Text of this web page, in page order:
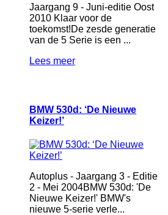
Jaargang 9 - Juni-editie Oost
2010 Klaar voor de
toekomst!De zesde generatie
van de 5 Serie is een ...
Lees meer
BMW 530d: ‘De Nieuwe
Keizer!’
Autoplus - Jaargang 3 - Editie
2 - Mei 2004BMW 530d: 'De
Nieuwe Keizer!' BMW's
nieuwe 5-serie verle...